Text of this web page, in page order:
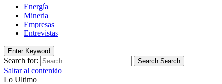
Energía
Mineria
Empresas
Entrevistas
Enter Keyword
Search for: Search Search
Saltar al contenido
Lo Ultimo